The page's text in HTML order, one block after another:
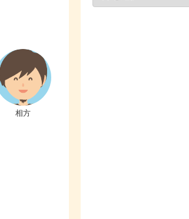
相方